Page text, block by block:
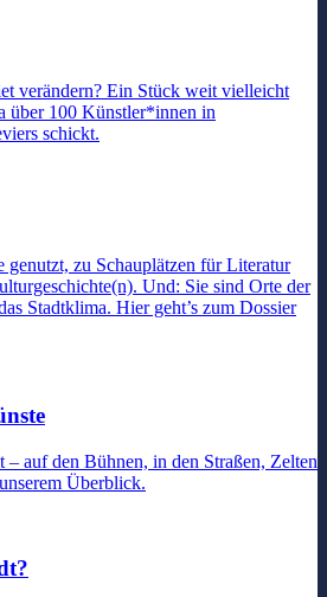
verändern? Ein Stück weit vielleicht
über 100 Künstler*innen in
schickt.
genutzt, zu Schauplätzen für Literatur
Und: Sie sind Orte der
Stadtklima. Hier geht’s zum Dossier
– auf den Bühnen, in den Straßen, Zelten
Überblick.